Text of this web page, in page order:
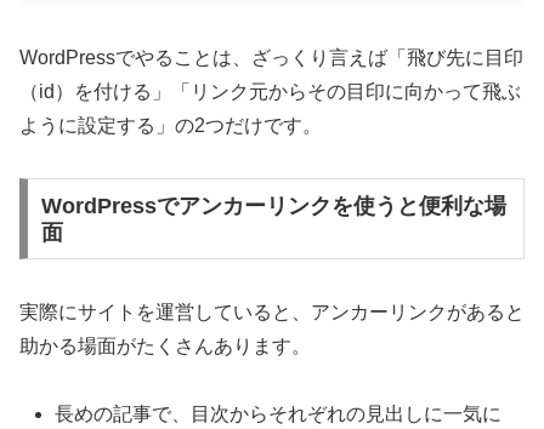
WordPressでやることは、ざっくり言えば「飛び先に目印
（id）を付ける」「リンク元からその目印に向かって飛ぶ
ように設定する」の2つだけです。
WordPressでアンカーリンクを使うと便利な場
面
実際にサイトを運営していると、アンカーリンクがあると
助かる場面がたくさんあります。
長めの記事で、目次からそれぞれの見出しに一気に